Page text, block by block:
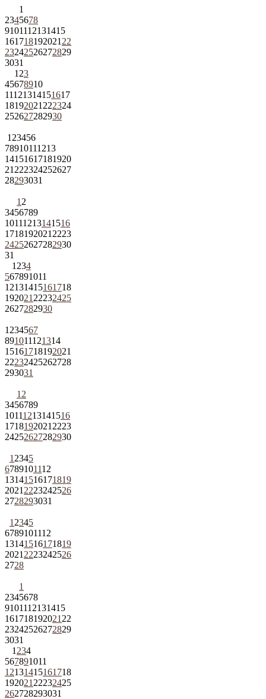
1
2345678
9101112131415
161718192021 22
23242526272829
3031
1 23
45678910
11121314151617
18192021 222324
252627282930
1 23456
78910111213
14151617181920
21 222324252627
28293031
1 2
3456789
10111213141516
1718192021 2223
24252627282930
31
1 234
567891011
12131415161718
192021 22232425
2627282930
1 234567
891011121314
15161718192021
22232425262728
293031
1 2
3456789
10111213141516
1718192021 2223
24252627282930
1 2345
6789101112
13141516171819
2021 2223242526
2728293031
1 2345
6789101112
13141516171819
2021 2223242526
2728
1
2345678
9101112131415
161718192021 22
23242526272829
3031
1 234
567891011
12131415161718
192021 22232425
262728293031